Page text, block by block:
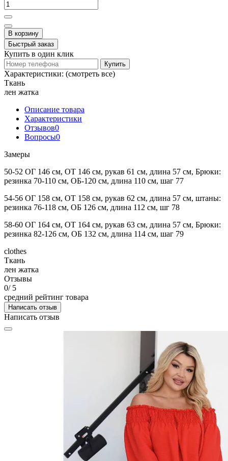
В корзину
Быстрый заказ
Купить в один клик
Купить
Характеристики: (смотреть все)
Ткань
лен жатка
Описание товара
Характеристики
Отзывов0
Вопросы0
Замеры
50-52 ОГ 146 см, ОТ 146 см, рукав 61 см, длина 57 см, Брюки:
резинка 70-110 см, ОБ-120 см, длина 110 см, шаг 77
54-56 ОГ 158 см, ОТ 158 см, рукав 62 см, длина 57 см, штаны:
резинка 76-118 см, ОБ 126 см, длина 112 см, шг 78
58-60 ОГ 164 см, ОТ 164 см, рукав 63 см, длина 57 см, Брюки:
резинка 82-126 см, ОБ 132 см, длина 114 см, шаг 79
clothes
Ткань
лен жатка
Отзывы
0/ 5
средний рейтинг товара
Написать отзыв
Написать отзыв